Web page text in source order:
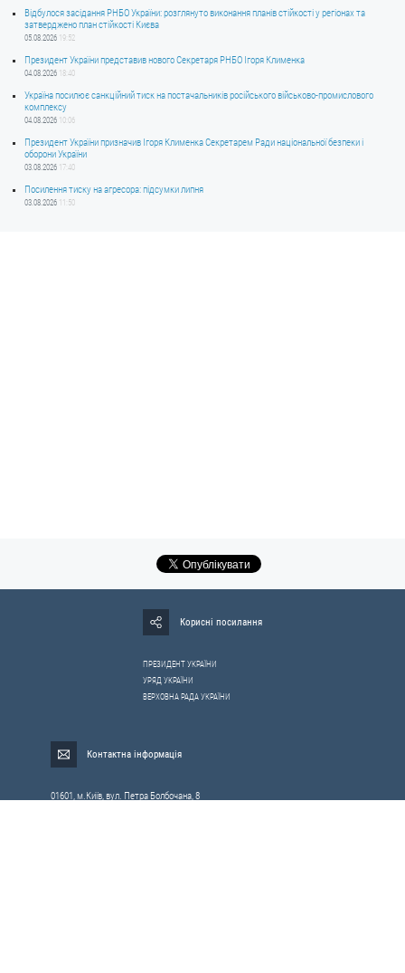
Відбулося засідання РНБО України: розглянуто виконання планів стійкості у регіонах та
затверджено план стійкості Києва
05.08.2026 19:52
Президент України представив нового Секретаря РНБО Ігоря Клименка
04.08.2026 18:40
Україна посилює санкційний тиск на постачальників російського військово-промислового
комплексу
04.08.2026 10:06
Президент України призначив Ігоря Клименка Секретарем Ради національної безпеки і
оборони України
03.08.2026 17:40
Посилення тиску на агресора: підсумки липня
03.08.2026 11:50
Корисні посилання
ПРЕЗИДЕНТ УКРАЇНИ
УРЯД УКРАЇНИ
ВЕРХОВНА РАДА УКРАЇНИ
Контактна інформація
01601, м.Київ, вул. Петра Болбочана, 8